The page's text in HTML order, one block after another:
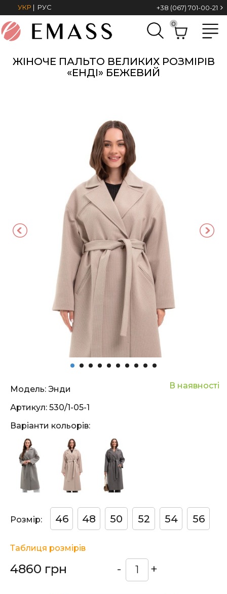
УКР | РУС +38 (067) 701-00-21
0
ЖІНОЧЕ ПАЛЬТО ВЕЛИКИХ РОЗМІРІВ
«ЕНДІ» БЕЖЕВИЙ
Модель: Энди В наявності
Артикул: 530/1-05-1
Варіанти кольорів:
Розмір: 46 48 50 52 54 56
Таблиця розмірів
4860 грн - +